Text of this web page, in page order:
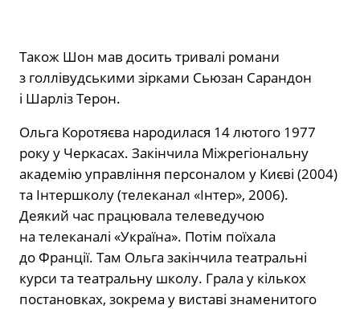
Також Шон мав досить тривалі романи
з голлівудськими зірками Сьюзан Сарандон
і Шарліз Терон.
Ольга Коротяєва народилася 14 лютого 1977
року у Черкасах. Закінчила Міжрегіональну
академію управління персоналом у Києві (2004)
та Інтершколу (телеканал «Інтер», 2006).
Деякий час працювала телеведучою
на телеканалі «Україна». Потім поїхала
до Франції. Там Ольга закінчила театральні
курси та театральну школу. Грала у кількох
постановках, зокрема у виставі знаменитого